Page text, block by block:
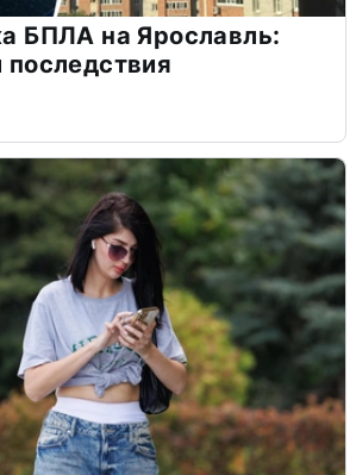
БПЛА на Ярославль:
последствия